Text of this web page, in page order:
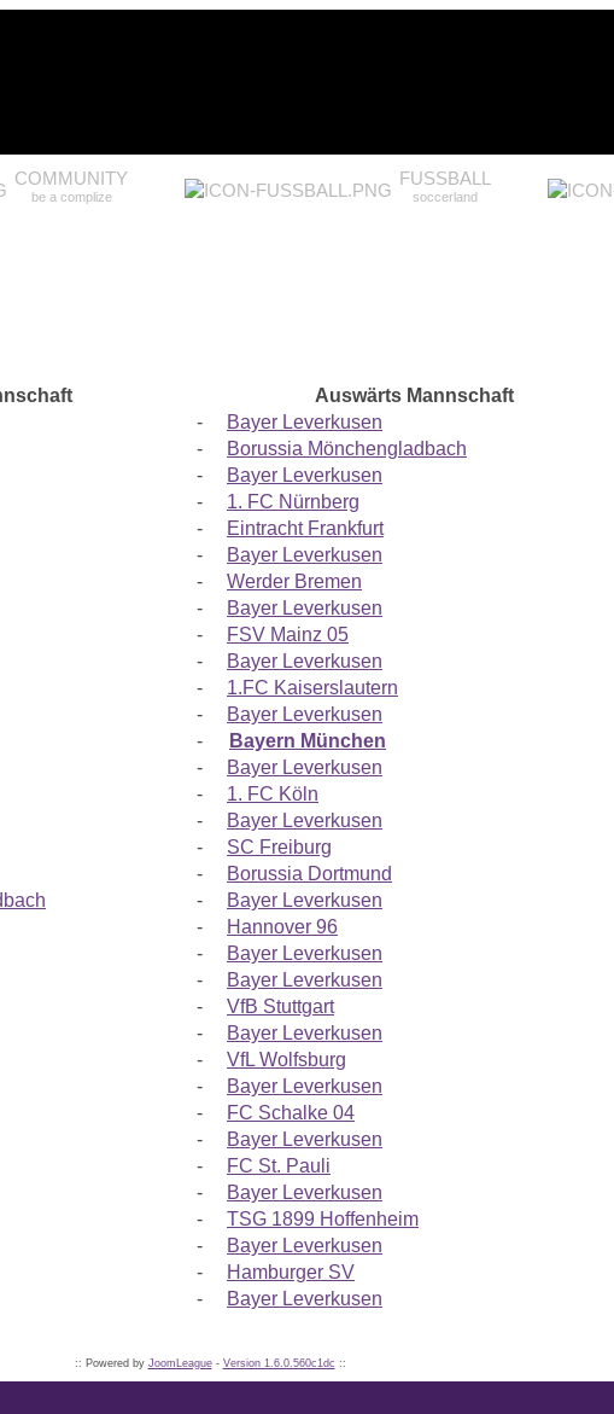
COMMUNITY
be a complize
FUSSBALL
soccerland
Auswärts Mannschaft
- Bayer Leverkusen
- Borussia Mönchengladbach
- Bayer Leverkusen
- 1. FC Nürnberg
- Eintracht Frankfurt
- Bayer Leverkusen
- Werder Bremen
- Bayer Leverkusen
- FSV Mainz 05
- Bayer Leverkusen
- 1.FC Kaiserslautern
- Bayer Leverkusen
- Bayern München
- Bayer Leverkusen
- 1. FC Köln
- Bayer Leverkusen
- SC Freiburg
- Borussia Dortmund
- Bayer Leverkusen
- Hannover 96
- Bayer Leverkusen
- Bayer Leverkusen
- VfB Stuttgart
- Bayer Leverkusen
- VfL Wolfsburg
- Bayer Leverkusen
- FC Schalke 04
- Bayer Leverkusen
- FC St. Pauli
- Bayer Leverkusen
- TSG 1899 Hoffenheim
- Bayer Leverkusen
- Hamburger SV
- Bayer Leverkusen
:: Powered by JoomLeague- Version 1.6.0.560c1dc ::